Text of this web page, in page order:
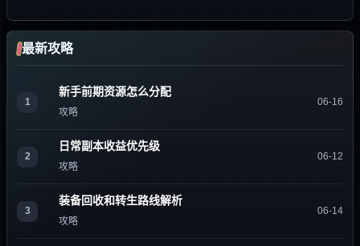
最新攻略
1
新手前期资源怎么分配
攻略
06-16
2
日常副本收益优先级
攻略
06-12
3
装备回收和转生路线解析
攻略
06-14